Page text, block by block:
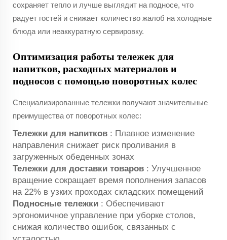
сохраняет тепло и лучше выглядит на подносе, что
радует гостей и снижает количество жалоб на холодные
блюда или неаккуратную сервировку.
Оптимизация работы тележек для
напитков, расходных материалов и
подносов с помощью поворотных колес
Специализированные тележки получают значительные
преимущества от поворотных колес:
Тележки для напитков : Плавное изменение
направления снижает риск проливания в
загруженных обеденных зонах
Тележки для доставки товаров : Улучшенное
вращение сокращает время пополнения запасов
на 22% в узких проходах складских помещений
Подносные тележки : Обеспечивают
эргономичное управление при уборке столов,
снижая количество ошибок, связанных с